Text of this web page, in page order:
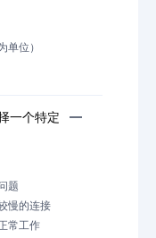
单位）
一个特定
题
慢的连接
常工作